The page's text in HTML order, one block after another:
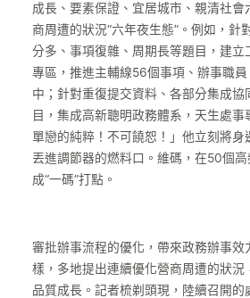
成長、要素保證、宜居城市、親清社會
商周遭的狀況“六年夜生態”。例如，針
分多、事項復雜、周期長等題目，建立
專區，推進主輔線56個事項、辦事職
中；針對重復提交資料、各部分集成協
目，集成高新聰明政務體系，天生處事
單戀的純粹！不可饒恕！」他立刻將身
丟進調節器的燃料口。維碼，在50個
成“一碼”打點。
審批辦事流程的優化，帶來政務辦事效
樣，多地提出連續優化營商周遭的狀況
品質成長。記者梳剃頭現，陸續召開的